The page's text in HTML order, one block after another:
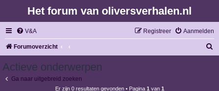
Het forum van oliversverhalen.nl
V&A Aanmelden
Registreer
Forumoverzicht
Actieve onderwerpen
Ga naar uitgebreid zoeken
Er zijn 0 resultaten gevonden • Pagina 1van 1